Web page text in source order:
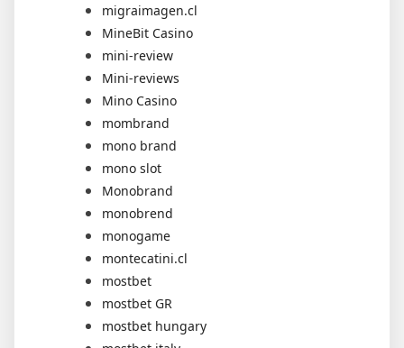
migraimagen.cl
MineBit Casino
mini-review
Mini-reviews
Mino Casino
mombrand
mono brand
mono slot
Monobrand
monobrend
monogame
montecatini.cl
mostbet
mostbet GR
mostbet hungary